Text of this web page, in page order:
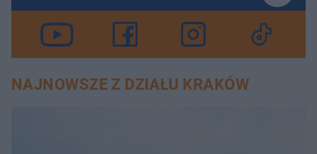
NAJNOWSZE Z DZIAŁU KRAKÓW